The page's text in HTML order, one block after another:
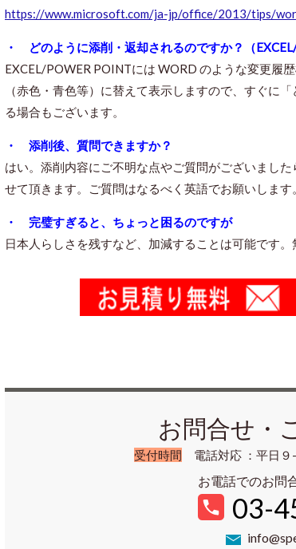
https://www.microsoft.com/ja-jp/office/2013/tips/
・ どのように添削・返却されるのですか？（
EXCEL/POWER POINTには WORD のような変更履
（赤色・青色等）に替えて表示しますので、すぐに
る場合もございます。
・ 添削後、質問できますか？
はい。添削内容にご不明な点やご質問がございまし
せて頂きます。ご質問はなるべく英語でお願いします。
・ 完璧すぎると、ちょっと困るのですが
日本人らしさを残すなど、加減することは可能です
お問合せ・
受付時間 電話対応 ：平日
お電話でのお問
03-